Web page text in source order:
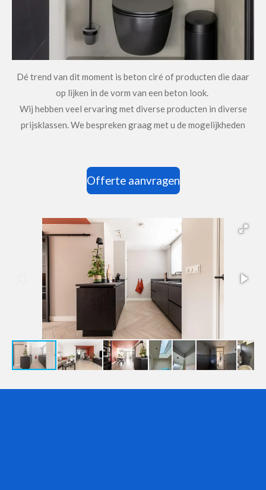
Dé trend van dit moment is beton ciré of producten die daar
op lijken in de vorm van een beton look.
Wij hebben veel ervaring met diverse producten in diverse
prijsklassen. We bespreken graag met u de mogelijkheden
Offerte aanvragen